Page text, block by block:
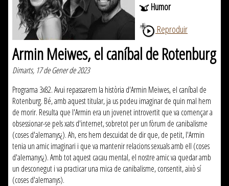
Humor
Reproduir
Armin Meiwes, el caníbal de Rotenburg
Dimarts, 17 de Gener de 2023
Programa 3x82. Avui repassarem la història d'Armin Meiwes, el caníbal de
Rotenburg. Bé, amb aquest titular, ja us podeu imaginar de quin mal hem
de morir. Resulta que l'Armin era un jovenet introvertit que va començar a
obsessionar-se pels xats d'internet, sobretot per un fòrum de canibalisme
(coses d'alemanys¿). Ah, ens hem descuidat de dir que, de petit, l'Armin
tenia un amic imaginari i que va mantenir relacions sexuals amb ell (coses
d'alemanys¿). Amb tot aquest cacau mental, el nostre amic va quedar amb
un desconegut i va practicar una mica de canibalisme, consentit, això sí
(coses d'alemanys).